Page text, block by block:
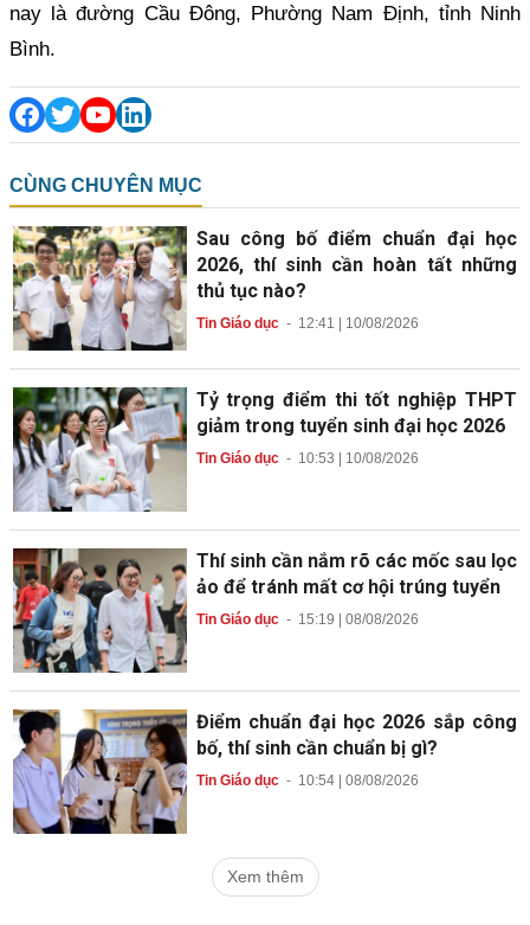
nay là đường Cầu Đông, Phường Nam Định, tỉnh Ninh
Bình.
CÙNG CHUYÊN MỤC
Sau công bố điểm chuẩn đại học
2026, thí sinh cần hoàn tất những
thủ tục nào?
Tin Giáo dục- 12:41 | 10/08/2026
Tỷ trọng điểm thi tốt nghiệp THPT
giảm trong tuyển sinh đại học 2026
Tin Giáo dục- 10:53 | 10/08/2026
Thí sinh cần nắm rõ các mốc sau lọc
ảo để tránh mất cơ hội trúng tuyển
Tin Giáo dục- 15:19 | 08/08/2026
Điểm chuẩn đại học 2026 sắp công
bố, thí sinh cần chuẩn bị gì?
Tin Giáo dục- 10:54 | 08/08/2026
Xem thêm